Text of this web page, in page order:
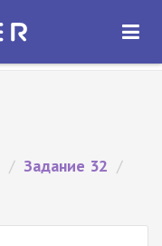
ОТКРЫТЬ
/ Задание 32 /